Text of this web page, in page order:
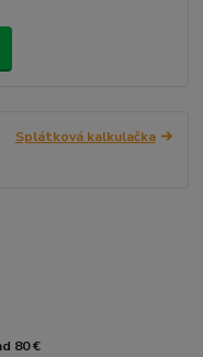
Splátková kalkulačka
80 €